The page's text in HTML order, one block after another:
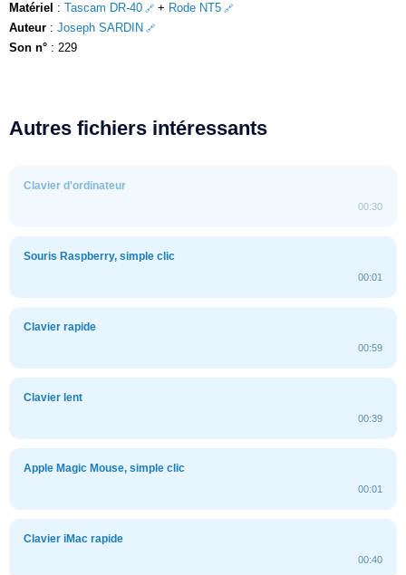
Matériel : Tascam DR-40 + Rode NT5
Auteur : Joseph SARDIN
Son n° : 229
Autres fichiers intéressants
Clavier d'ordinateur
00:30
Souris Raspberry, simple clic
00:01
Clavier rapide
00:59
Clavier lent
00:39
Apple Magic Mouse, simple clic
00:01
Clavier iMac rapide
00:40